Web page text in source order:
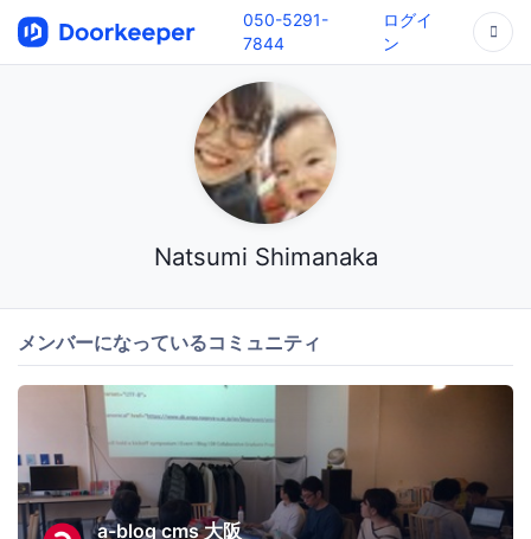
050-5291-
7844
ログイ
ン
Natsumi Shimanaka
メンバーになっているコミュニティ
a-blog cms 大阪